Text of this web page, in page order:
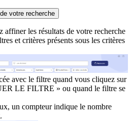
votre recherche
affiner les résultats de votre recherche
et critères présents sous les critères
avec le filtre quand vous cliquez sur
LE FILTRE » ou quand le filtre se
un compteur indique le nombre